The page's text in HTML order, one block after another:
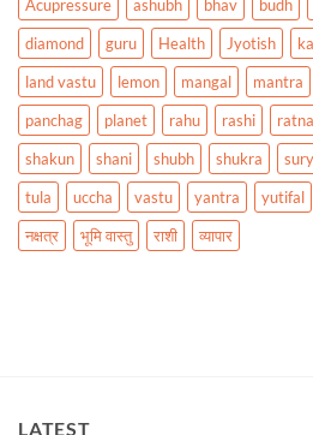
Acupressure ashubh bhav budh
diamond
guru Health Jyotish
land vastu
lemon mangal mantra
panchag
planet rahu rashi ratna
shakun
shani shubh shukra
tula
uccha vastu yantra yutifal
नक्षत्र
भूमि वास्तु राशी व्यापार
LATEST